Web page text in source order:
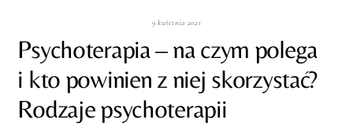
9 kwietnia 2021
Psychoterapia – na czym polega
i kto powinien z niej skorzystać?
Rodzaje psychoterapii